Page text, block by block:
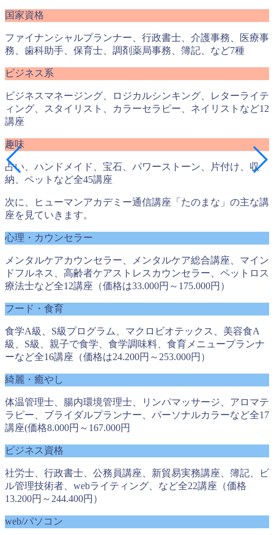
国家資格
ファイナンシャルプランナー、行政書士、介護事務、医療事
務、歯科助手、保育士、調剤薬局事務、簿記、など7種
ビジネス系
ビジネスマネージング、ロジカルシンキング、レターライテ
ィング、スタイリスト、カラーセラピー、ネイリストなど12
講座
趣味
占い、ハンドメイド、宝石、パワーストーン、片付け、収
納、ペットなど全45講座
次に、ヒューマンアカデミー通信講座「たのまな」の主な講
座を見ていきます。
心理・カウンセラー
メンタルケアカウンセラー、メンタルケア総合講座、マイン
ドフルネス、高齢者ケアストレスカウンセラー、ペットロス
療法士など全12講座（価格は33.000円～175.000円）
フード・食育
食学A級、S級プログラム、マクロビオテックス、美容食A
級、S級、親子で食学、食学調味料、食育メニュープランナ
ーなど全16講座（価格は24.200円～253.000円）
綺麗・癒やし
体温管理士、腸内環境管理士、リンパマッサージ、アロマテ
ラピー、ブライダルプランナー、パーソナルカラーなど全17
講座(価格8.000円～167.000円
ビジネス資格
社労士、行政書士、公務員講座、新貿易実務講座、簿記、ビ
ル管理技術者、webライティング、など全22講座（価格
13.200円～244.400円）
web/パソコン